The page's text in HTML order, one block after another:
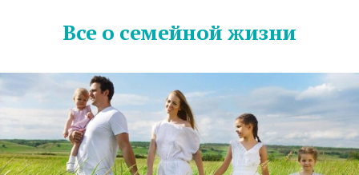
Все о семейной жизни